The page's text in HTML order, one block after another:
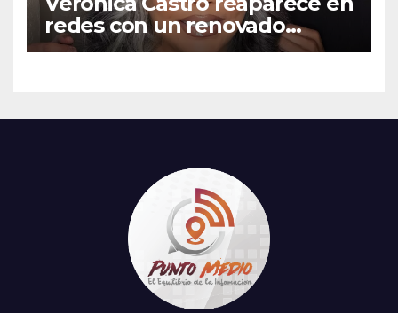
redes con un renovado
cambio de look